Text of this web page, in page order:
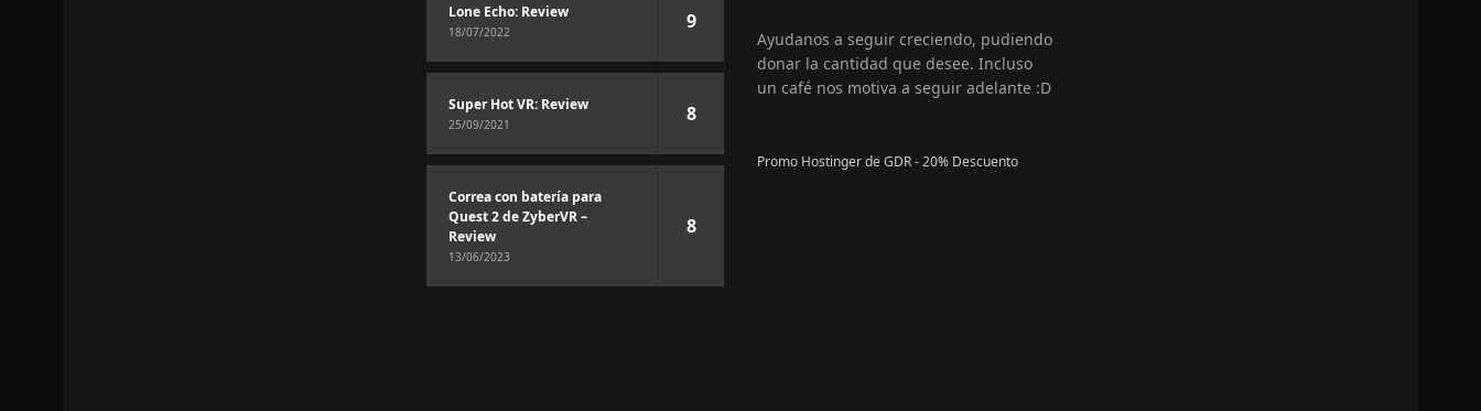
Lone Echo: Review
18/07/2022 9
Super Hot VR: Review
25/09/2021 8
Correa con batería para
Quest 2 de ZyberVR –
Review
13/06/2023
8
Ayudanos a seguir creciendo, pudiendo
donar la cantidad que desee. Incluso
un café nos motiva a seguir adelante :D
Promo Hostinger de GDR - 20% Descuento